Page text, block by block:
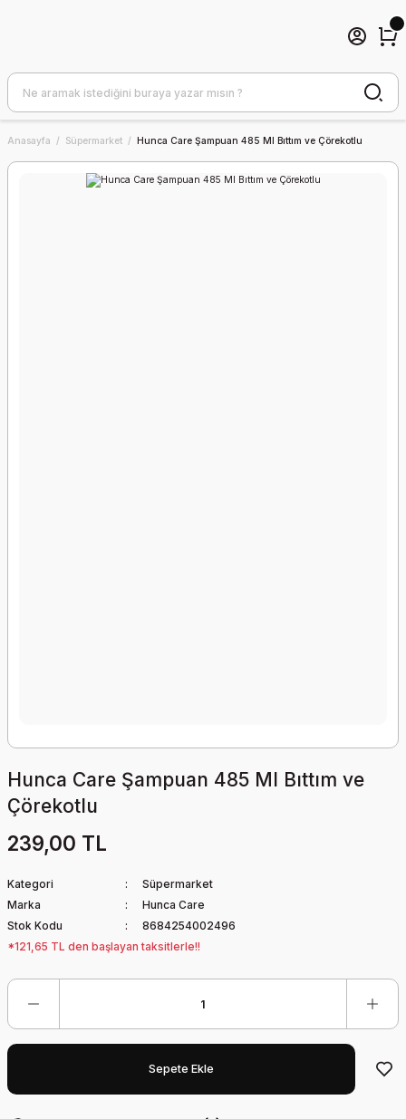
Anasayfa Süpermarket Hunca Care Şampuan 485 Ml Bıttım ve Çörekotlu
Hunca Care Şampuan 485 Ml Bıttım ve
Çörekotlu
239,00 TL
Kategori
Süpermarket
Marka
Hunca Care
Stok Kodu
8684254002496
*121,65 TL den başlayan taksitlerle!!
Sepete Ekle